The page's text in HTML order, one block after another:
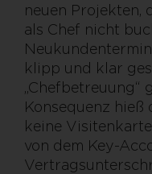
neuen Projekten,
als Chef nicht
klipp und klar
„Chefbetreuung“
Konsequenz hieß
keine
von dem Key-